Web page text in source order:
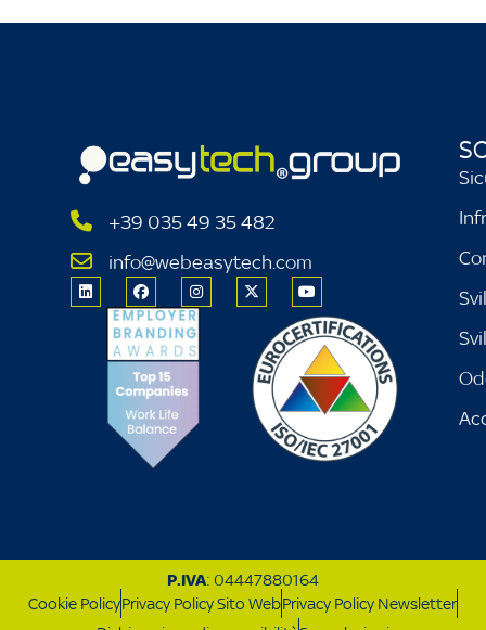
+39 035 49 35 482
info@webeasytech.com
P.IVA: 04447880164
Cookie PolicyPrivacy Policy Sito WebPrivacy Policy Newsletter